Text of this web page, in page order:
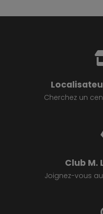
Cherchez un
Club M.
Joignez-vous